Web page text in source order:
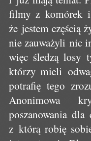
filmy z komórek i
że jestem częścią
nie zauważyli nic
więc śledzą losy
którzy mieli
potrafię tego
Anonimowa
poszanowania
z którą robię